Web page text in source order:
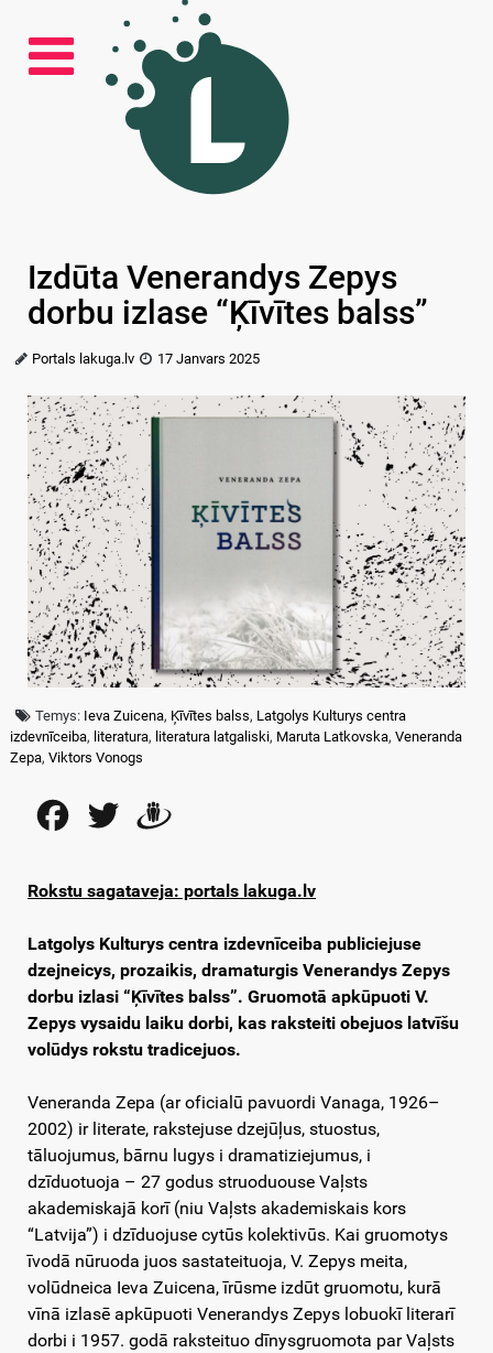
Izdūta Venerandys Zepys
dorbu izlase “Ķīvītes balss”
Portals lakuga.lv 17 Janvars 2025
Temys: Ieva Zuicena, Ķīvītes balss, Latgolys Kulturys centra
izdevnīceiba, literatura, literatura latgaliski, Maruta Latkovska, Veneranda
Zepa, Viktors Vonogs
FacebookTwitter
Rokstu sagataveja: portals lakuga.lv
Latgolys Kulturys centra izdevnīceiba publiciejuse
dzejneicys, prozaikis, dramaturgis Venerandys Zepys
dorbu izlasi “Ķīvītes balss”. Gruomotā apkūpuoti V.
Zepys vysaidu laiku dorbi, kas raksteiti obejuos latvīšu
volūdys rokstu tradicejuos.
Veneranda Zepa (ar oficialū pavuordi Vanaga, 1926–
2002) ir literate, rakstejuse dzejūļus, stuostus,
tāluojumus, bārnu lugys i dramatiziejumus, i
dzīduotuoja – 27 godus struoduouse Vaļsts
akademiskajā korī (niu Vaļsts akademiskais kors
“Latvija”) i dzīduojuse cytūs kolektivūs. Kai gruomotys
īvodā nūruoda juos sastateituoja, V. Zepys meita,
volūdneica Ieva Zuicena, īrūsme izdūt gruomotu, kurā
vīnā izlasē apkūpuoti Venerandys Zepys lobuokī literarī
dorbi i 1957. godā raksteituo dīnysgruomota par Vaļsts